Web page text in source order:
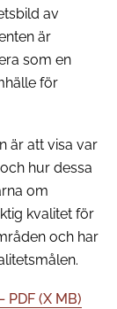
av
är
som en
för
är att visa var
hur dessa
om
kvalitet för
och har
(X MB)